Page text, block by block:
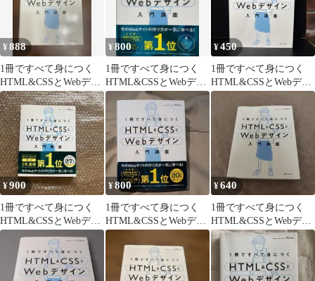
¥888
1冊ですべて身につく
HTML&CSSとWebデザ
イン入門講座
¥800
1冊ですべて身につく
HTML&CSSとWebデザ
イン入門講座
¥450
1冊ですべて身につく
HTML&CSSとWebデザ
イン入門講座
¥900
1冊ですべて身につく
HTML&CSSとWebデザ
イン入門講座
¥800
1冊ですべて身につく
HTML&CSSとWebデザ
イン入門講座
¥640
1冊ですべて身につく
HTML&CSSとWebデザ
イン入門講座